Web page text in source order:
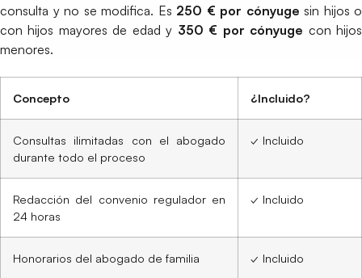
consulta y no se modifica. Es 250 € por cónyuge sin hijos o
con hijos mayores de edad y 350 € por cónyuge con hijos
menores.
Concepto ¿Incluido?
Consultas ilimitadas con el abogado
durante todo el proceso
✓ Incluido
Redacción del convenio regulador en
24 horas
✓ Incluido
Honorarios del abogado de familia ✓ Incluido